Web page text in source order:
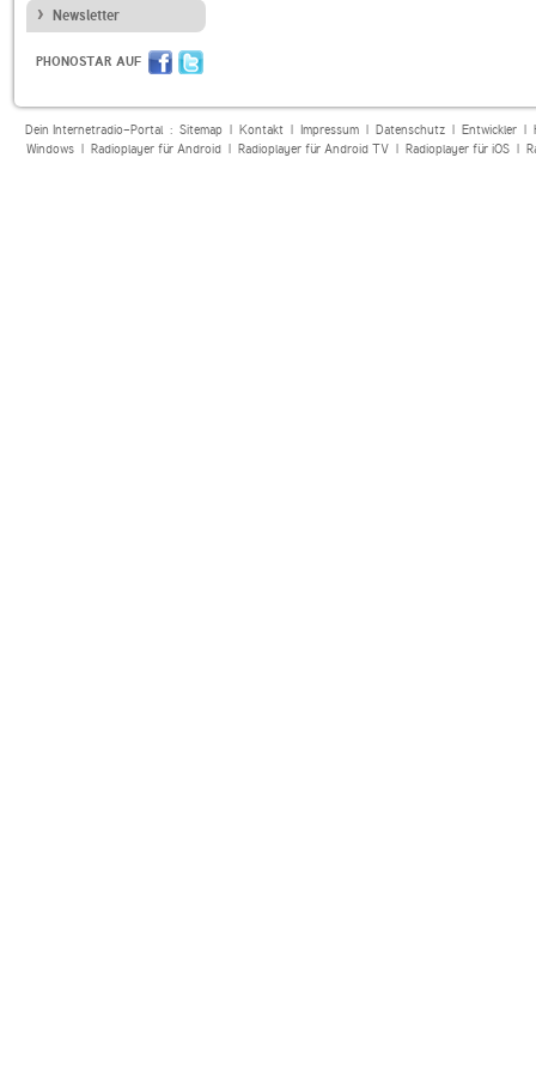
Newsletter
PHONOSTAR AUF
Dein Internetradio-Portal : Sitemap| Kontakt| Impressum| Datenschutz| Entwickler|
Windows| Radioplayer für Android| Radioplayer für Android TV| Radioplayer für iOS|